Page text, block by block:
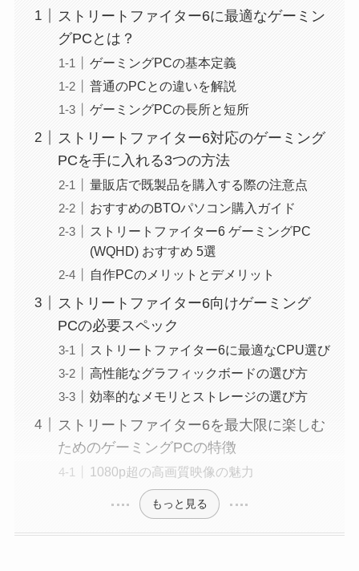
ストリートファイター6に最適なゲーミン
グPCとは？
ゲーミングPCの基本定義
普通のPCとの違いを解説
ゲーミングPCの長所と短所
ストリートファイター6対応のゲーミング
PCを手に入れる3つの方法
量販店で既製品を購入する際の注意点
おすすめのBTOパソコン購入ガイド
ストリートファイター6 ゲーミングPC
(WQHD) おすすめ 5選
自作PCのメリットとデメリット
ストリートファイター6向けゲーミング
PCの必要スペック
ストリートファイター6に最適なCPU選び
高性能なグラフィックボードの選び方
効率的なメモリとストレージの選び方
ストリートファイター6を最大限に楽しむ
ためのゲーミングPCの特徴
1080p超の高画質映像の魅力
もっと見る